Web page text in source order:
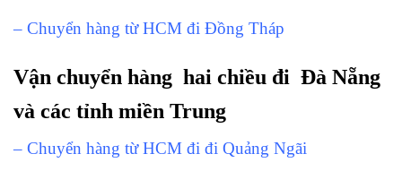
– Chuyển hàng từ HCM đi Đồng Tháp
Vận chuyển hàng hai chiều đi Đà Nẵng
và các tỉnh miền Trung
– Chuyển hàng từ HCM đi đi Quảng Ngãi